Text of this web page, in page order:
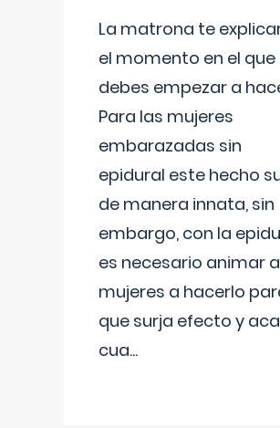
La matrona te
el momento en el que
debes empezar a
Para las mujeres
embarazadas sin
epidural este hecho
de manera innata, sin
embargo, con la
es necesario animar
mujeres a hacerlo
que surja efecto y
cua...